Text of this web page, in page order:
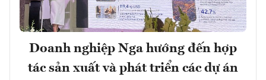
Doanh nghiệp Nga hướng đến hợp
tác sản xuất và phát triển các dự án